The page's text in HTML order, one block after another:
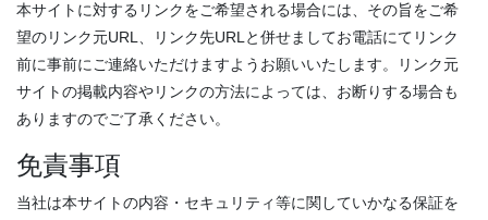
本サイトに対するリンクをご希望される場合には、その旨をご希
望のリンク元URL、リンク先URLと併せましてお電話にてリンク
前に事前にご連絡いただけますようお願いいたします。リンク元
サイトの掲載内容やリンクの方法によっては、お断りする場合も
ありますのでご了承ください。
免責事項
当社は本サイトの内容・セキュリティ等に関していかなる保証を